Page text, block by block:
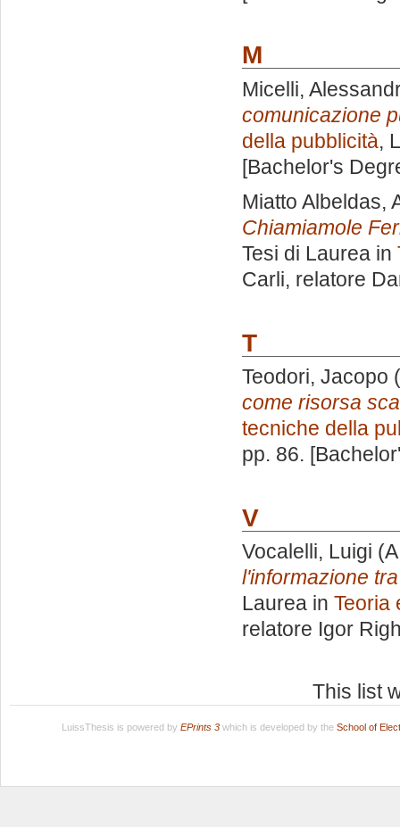
M
Micelli,
comunicazione
della pubblicità,
[Bachelor's
Miatto Albeldas,
Chiamiamole
Tesi di Laurea in
Carli, relatore
T
Teodori, Jacopo
come risorsa
tecniche della
pp. 86.
V
Vocalelli, Luigi
l'informazione
Laurea in Teoria
relatore Igor
This list
LuissThesis is powered by EPrints 3which is developed by the School of